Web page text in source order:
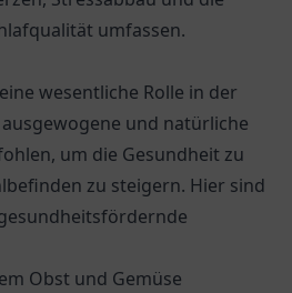
umfassen.
wesentliche Rolle in der
und natürliche
um die Gesundheit zu
zu steigern. Hier sind
Obst und Gemüse